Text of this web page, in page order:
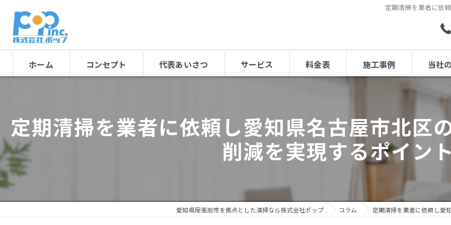
定期清掃を業者に依
ホーム コンセプト 代表あいさつ サービス 料金表 施工事例 当社
エアコン
レンジ
浴室
キッチン
定期清掃を業者に依頼し愛知県名古屋市北区
削減を実現するポイン
愛知県尾張旭市を拠点とした清掃なら株式会社ポップ コラム 定期清掃を業者に依頼し愛